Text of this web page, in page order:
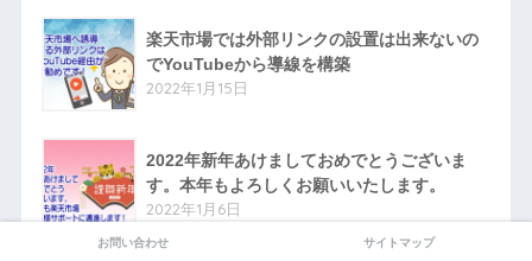
楽天市場では外部リンクの設置は出来ないの
でYouTubeから導線を構築
2022年1月15日
2022年新年あけましておめでとうございま
す。本年もよろしくお願いいたします。
2022年1月6日
お問い合わせ サイトマップ